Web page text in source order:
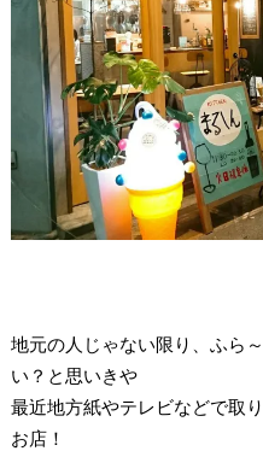
地元の人じゃない限り、ふら
い？と思いきや
最近地方紙やテレビなどで取
お店！